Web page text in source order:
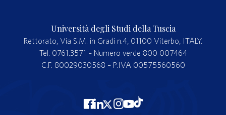
Università degli Studi della Tuscia
Rettorato, Via S.M. in Gradi n.4, 01100 Viterbo, ITALY.
Tel. 0761.3571 – Numero verde 800 007464
C.F. 80029030568 – P.IVA 00575560560